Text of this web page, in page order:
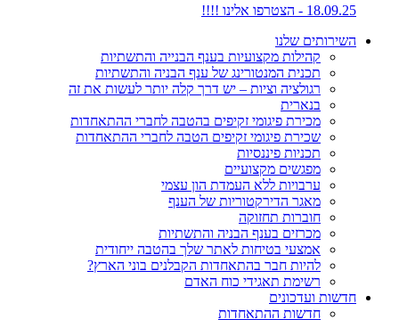
18.09.25 - הצטרפו אלינו !!!!
השירותים שלנו
קהילות מקצועיות בענף הבנייה והתשתיות
תכנית המנטורינג של ענף הבניה והתשתיות
רגולציה וציות – יש דרך קלה יותר לעשות את זה
בנארית
מכירת פיגומי זקיפים בהטבה לחברי ההתאחדות
שכירת פיגומי זקיפים הטבה לחברי ההתאחדות
תכניות פיננסיות
מפגשים מקצועיים
ערבויות ללא העמדת הון עצמי
מאגר הדירקטוריות של הענף
חוברות תחזוקה
מכרזים בענף הבניה והתשתיות
אמצעי בטיחות לאתר שלך בהטבה ייחודית
להיות חבר בהתאחדות הקבלנים בוני הארץ?
רשימת תאגידי כוח האדם
חדשות ועדכונים
חדשות ההתאחדות